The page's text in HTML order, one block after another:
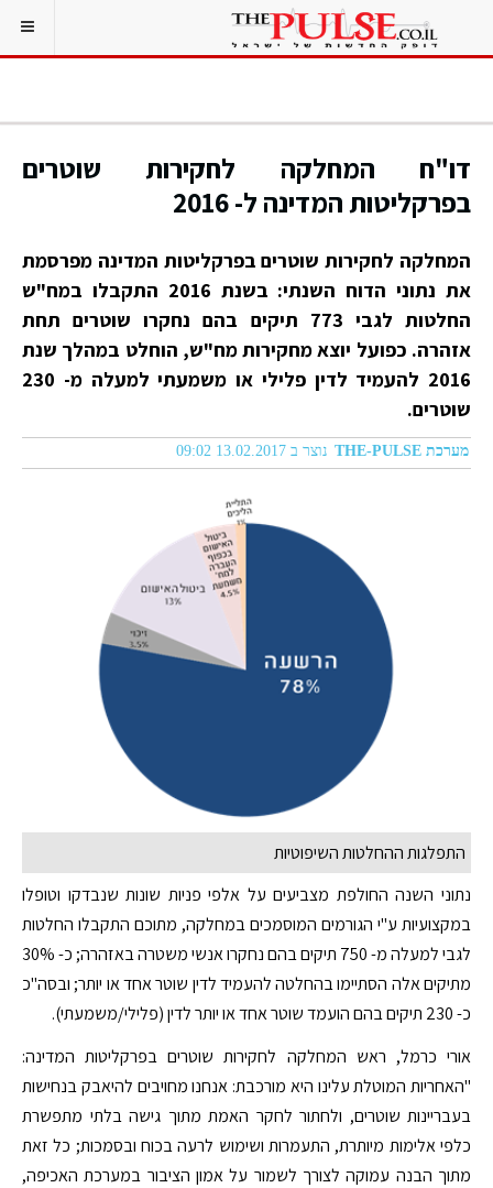
דו"ח המחלקה לחקירות שוטרים
בפרקליטות המדינה ל- 2016
המחלקה לחקירות שוטרים בפרקליטות המדינה מפרסמת
את נתוני הדוח השנתי: בשנת 2016 התקבלו במח"ש
החלטות לגבי 773 תיקים בהם נחקרו שוטרים תחת
אזהרה. כפועל יוצא מחקירות מח"ש, הוחלט במהלך שנת
2016 להעמיד לדין פלילי או משמעתי למעלה מ- 230
שוטרים.
מערכת THE-PULSE נוצר ב 13.02.2017 09:02
התפלגות ההחלטות השיפוטיות
נתוני השנה החולפת מצביעים על אלפי פניות שונות שנבדקו וטופלו
במקצועיות ע"י הגורמים המוסמכים במחלקה, מתוכם התקבלו החלטות
לגבי למעלה מ- 750 תיקים בהם נחקרו אנשי משטרה באזהרה; כ- 30%
מתיקים אלה הסתיימו בהחלטה להעמיד לדין שוטר אחד או יותר; ובסה"כ
כ- 230 תיקים בהם הועמד שוטר אחד או יותר לדין (פלילי/משמעתי).
אורי כרמל, ראש המחלקה לחקירות שוטרים בפרקליטות המדינה:
"האחריות המוטלת עלינו היא מורכבת: אנחנו מחויבים להיאבק בנחישות
בעבריינות שוטרים, ולחתור לחקר האמת מתוך גישה בלתי מתפשרת
כלפי אלימות מיותרת, התעמרות ושימוש לרעה בכוח ובסמכות; כל זאת
מתוך הבנה עמוקה לצורך לשמור על אמון הציבור במערכת האכיפה,